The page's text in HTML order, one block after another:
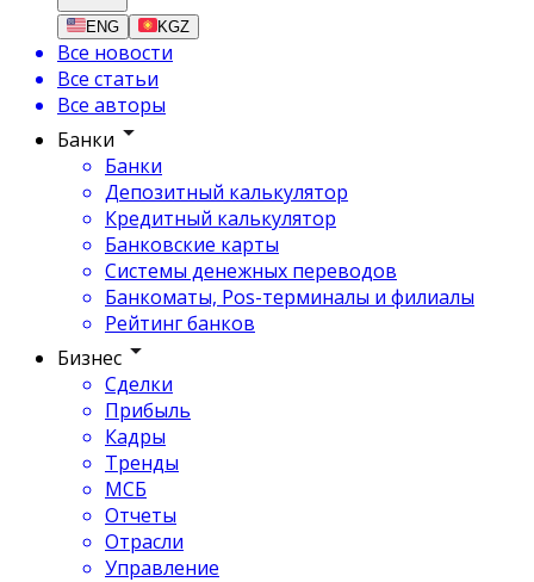
ENG KGZ
Все новости
Все статьи
Все авторы
Банки
Банки
Депозитный калькулятор
Кредитный калькулятор
Банковские карты
Системы денежных переводов
Банкоматы, Pos-терминалы и филиалы
Рейтинг банков
Бизнес
Сделки
Прибыль
Кадры
Тренды
МСБ
Отчеты
Отрасли
Управление